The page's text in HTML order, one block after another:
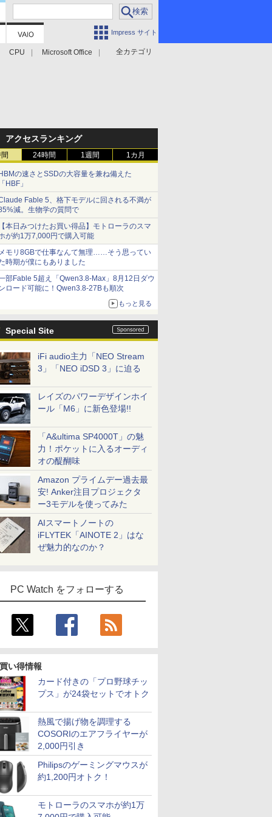
Impress サイト
全カテゴリ
CPU Microsoft Office
アクセスランキング
24時間 1週間 1カ月
の速さとSSDの大容量を兼ね備えた
HBF」
Fable 5、格下モデルに回される不満が
減。生物学の質問で
本日みつけたお買い得品】モトローラのスマ
が約1万7,000円で購入可能
モリ8GBで仕事なんて無理……そう思ってい
時期が僕にもありました
部Fable 5超え「Qwen3.8-Max」8月12日ダウ
ロード可能に！Qwen3.8-27Bも順次
もっと見る
Special Site
iFi audio主力「NEO Stream
3」「NEO iDSD 3」に迫る
レイズのパワーデザインホイ
ール「M6」に新色登場!!
「A&ultima SP4000T」の魅
力！ポケットに入るオーディ
オの醍醐味
Amazon プライムデー過去最
安! Anker注目プロジェクタ
ー3モデルを使ってみた
AIスマートノートの
iFLYTEK「AINOTE 2」はな
ぜ魅力的なのか？
PC Watch をフォローする
い得情報
カード付きの「プロ野球チッ
プス」が24袋セットでオトク
熱風で揚げ物を調理する
COSORIのエアフライヤーが
2,000円引き
Philipsのゲーミングマウスが
約1,200円オトク！
モトローラのスマホが約1万